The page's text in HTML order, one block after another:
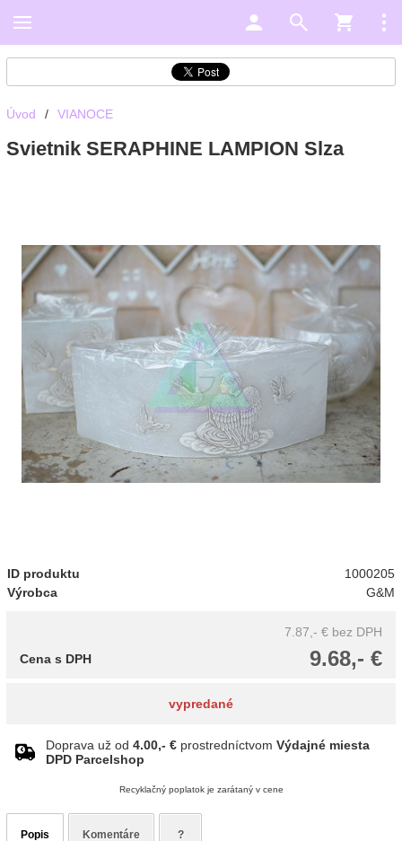
Úvod / VIANOCE
Svietnik SERAPHINE LAMPION Slza
ID produktu
1000205
Výrobca
G&M
7.87,- € bez DPH
9.68,- €
Cena s DPH
vypredané
Doprava už od 4.00,- € prostredníctvom Výdajné miesta
DPD Parcelshop
Recyklačný poplatok je zarátaný v cene
Popis Komentáre ?